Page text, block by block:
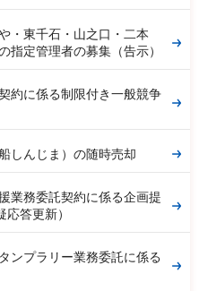
・東千石・山之口・二本
指定管理者の募集（告示）
約に係る制限付き一般競争
しんじま）の随時売却
業務委託契約に係る企画提
答更新）
ンプラリー業務委託に係る